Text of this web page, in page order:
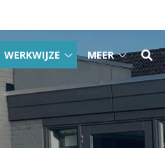
WERKWIJZE
Werkwijze
submenu
MEER
Meer
submenu